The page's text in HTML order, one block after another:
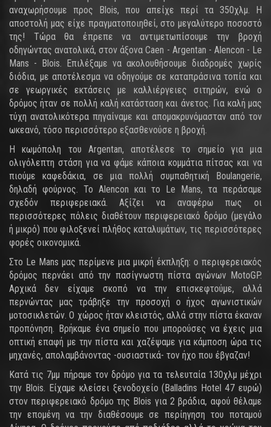
αναχωρήσουμε προς Blois, που απείχε περί τα 350χλμ. Η
αποστολή μας είχε πραγματοποιηθεί, στο μεγαλύτερο ποσοστό
της! Τώρα θα έπρεπε να αντιμετωπίσουμε την βροχή
οδηγώντας ανατολικά, στον άξονα Caen - Argentan - Alencon - Le
Mans - Blois. Επιλέξαμε να ακολουθήσουμε διαδρομές χωρίς
διόδια, με αποτέλεσμα να οδηγούμε σε καταπράσινα τοπία και
σε γεωργικές εκτάσεις με καλλιέργειες σιτηρών, ενώ ο
δρόμος ήταν σε πολλή καλή κατάσταση και άνετος. Για καλή μας
τύχη ανατολικότερα πηγαίναμε και απομακρυνόμασταν από τον
ωκεανό, τόσο περισσότερο εξασθενούσε η βροχή.
Η κωμόπολη του Argentan, αποτέλεσε το σημείο για μια
ολιγόλεπτη στάση για να φάμε κάποια κομμάτια πίτσας και να
πιούμε καφεδάκια, σε μια πολλή συμπαθητική Boulangerie,
δηλαδή φούρνος. Το Alencon και το Le Mans, τα περάσαμε
σχεδόν περιφερειακά. Αξίζει να αναφέρω πως οι
περισσότερες πόλεις διαθέτουν περιφερειακό δρόμο (μεγάλο
ή μικρό) που φιλοξενεί πλήθος καταλυμάτων, τις περισσότερες
φορές οικονομικά.
Στο Le Mans μας περίμενε μια μικρή έκπληξη: ο περιφερειακός
δρόμος περνάει από την πασίγνωστη πίστα αγώνων MotoGP.
Αρχικά δεν είχαμε σκοπό να την επισκεφτούμε, αλλά
περνώντας μας τράβηξε την προσοχή ο ήχος αγωνιστικών
μοτοσικλετών. Ο χώρος ήταν κλειστός, αλλά στην πίστα έκαναν
προπόνηση. Βρήκαμε ένα σημείο που μπορούσες να έχεις μια
οπτική επαφή με την πίστα και χαζέψαμε για κάμποση ώρα τις
μηχανές, απολαμβάνοντας -ουσιαστικά- τον ήχο που έβγαζαν!
Κατά τις 7μμ πήραμε τον δρόμο για τα τελευταία 130χλμ μέχρι
την Blois. Είχαμε κλείσει ξενοδοχείο (Balladins Hotel 47 ευρώ)
στον περιφερειακό δρόμο της Blois για 2 βράδια, αφού θέλαμε
την επομένη να την διαθέσουμε σε περίηγηση του ποταμού